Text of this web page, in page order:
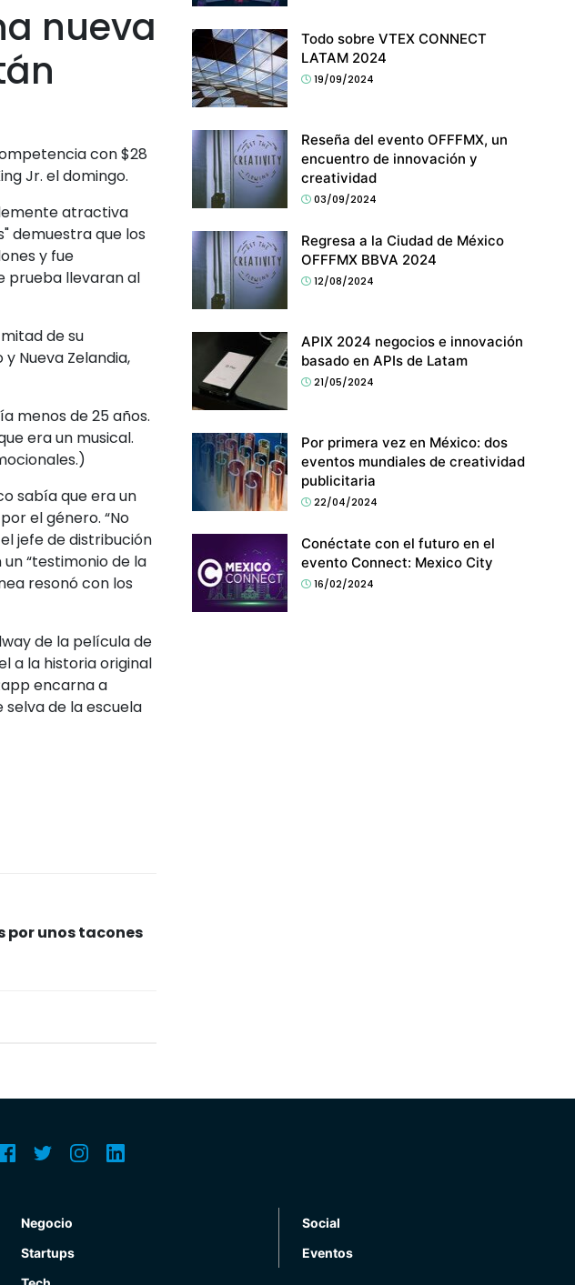
nueva
con $28
Jr. el domingo.
atractiva
demuestra que los
y fue
prueba llevaran al
de su
Nueva Zelandia,
menos de 25 años.
era un musical.
sabía que era un
el género. “No
jefe de distribución
“testimonio de la
resonó con los
de la película de
a la historia original
encarna a
selva de la escuela
por unos tacones
Todo sobre VTEX CONNECT
LATAM 2024
19/09/2024
Reseña del evento OFFFMX, un
encuentro de innovación y
creatividad
03/09/2024
Regresa a la Ciudad de México
OFFFMX BBVA 2024
12/08/2024
APIX 2024 negocios e innovación
basado en APIs de Latam
21/05/2024
Por primera vez en México: dos
eventos mundiales de creatividad
publicitaria
22/04/2024
Conéctate con el futuro en el
evento Connect: Mexico City
16/02/2024
Negocio
Startups
Social
Eventos